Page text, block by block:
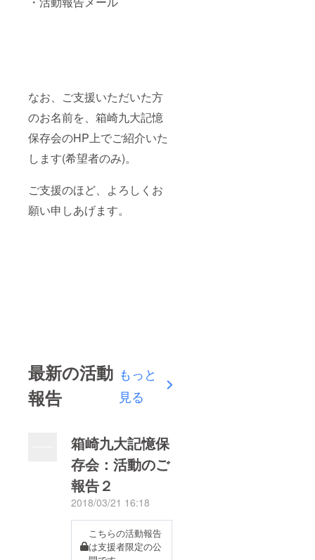
なお、ご支援いただいた方
のお名前を、箱崎九大記憶
保存会のHP上でご紹介いた
します(希望者のみ)。
ご支援のほど、よろしくお
願い申しあげます。
最新の活動
報告
もっと
見る
箱崎九大記憶保
存会：活動のご
報告２
2018/03/21 16:18
こちらの活動報告
は支援者限定の公